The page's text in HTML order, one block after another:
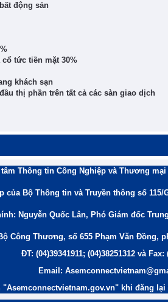
động sản
cổ tức tiền mặt 30%
khách sạn
thị phần trên tất cả các sàn giao dịch
Thông tin Công Nghiệp và Thương mại
của Bộ Thông tin và Truyền thông số 115/
Nguyễn Quốc Lân, Phó Giám đốc
Công Thương, số 655 Phạm Văn Đồng,
ĐT: (04)39341911; (04)38251312 và Fax:
Email:
"Asemconnectvietnam.gov.vn" khi đăng